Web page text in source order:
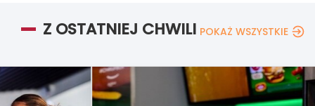
Z OSTATNIEJ CHWILI POKAŻ WSZYSTKIE